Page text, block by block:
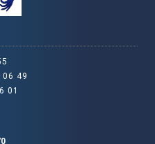
06 49
01